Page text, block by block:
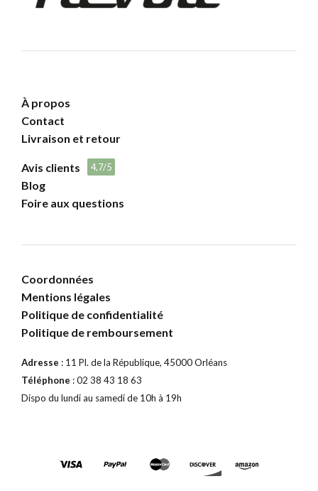
À propos
Contact
Livraison et retour
Avis clients 4,7/5
Blog
Foire aux questions
Coordonnées
Mentions légales
Politique de confidentialité
Politique de remboursement
Adresse : 11 Pl. de la République, 45000 Orléans
Téléphone : 02 38 43 18 63
Dispo du lundi au samedi de 10h à 19h